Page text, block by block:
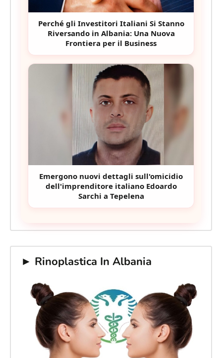
Perché gli Investitori Italiani Si Stanno
Riversando in Albania: Una Nuova
Frontiera per il Business
Emergono nuovi dettagli sull'omicidio
dell'imprenditore italiano Edoardo
Sarchi a Tepelena
► Rinoplastica In Albania